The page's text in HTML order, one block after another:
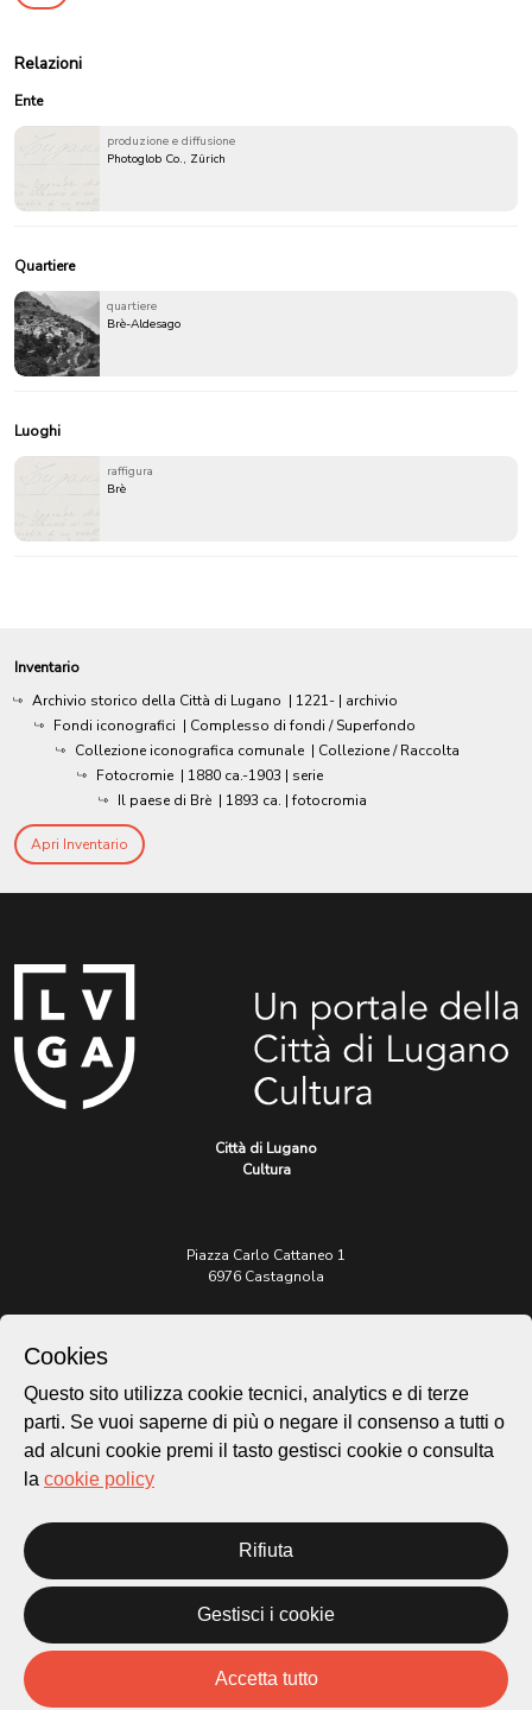
Relazioni
Ente
produzione e diffusione
Photoglob Co., Zürich
Quartiere
quartiere
Brè-Aldesago
Luoghi
raffigura
Brè
Inventario
Archivio storico della Città di Lugano | 1221- | archivio
Fondi iconografici | Complesso di fondi / Superfondo
Collezione iconografica comunale | Collezione / Raccolta
Fotocromie | 1880 ca.-1903 | serie
Il paese di Brè | 1893 ca. | fotocromia
Apri Inventario
Città di Lugano
Cultura
Piazza Carlo Cattaneo 1
6976 Castagnola
patrimonio@lugano.ch
t. +41 58 866 68 50
Sito istituzionale:
Privacy Policy
Credits
Homepage
Storie
Cookies
Questo sito utilizza cookie tecnici, analytics e di terze
parti. Se vuoi saperne di più o negare il consenso a tutti o
ad alcuni cookie premi il tasto gestisci cookie o consulta
la cookie policy
Rifiuta
Gestisci i cookie
Accetta tutto